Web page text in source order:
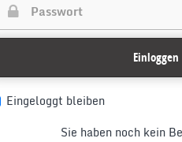
Einloggen
Eingeloggt bleiben
Sie haben noch kein